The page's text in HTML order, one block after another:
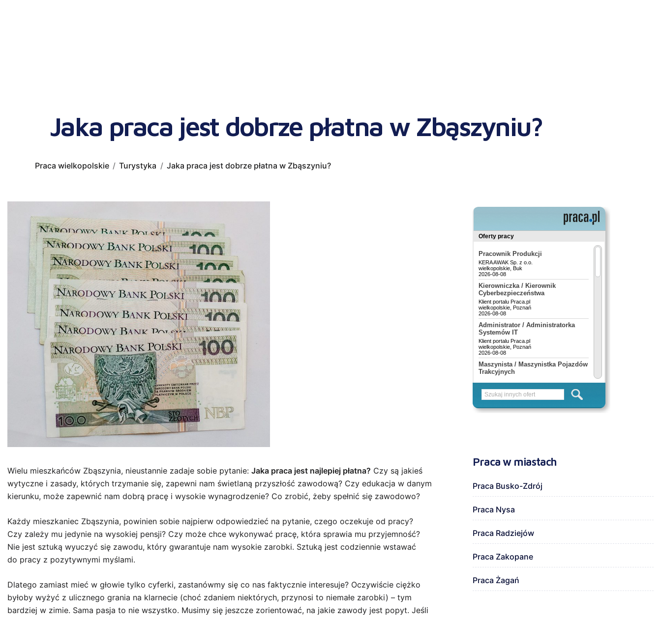
Jaka praca jest dobrze płatna w Zbąszyniu?
Praca wielkopolskie Turystyka Jaka praca jest dobrze płatna w Zbąszyniu?
Wielu mieszkańców Zbąszynia, nieustannie zadaje sobie pytanie: Jaka praca jest najlepiej płatna? Czy są jakieś
wytyczne i zasady, których trzymanie się, zapewni nam świetlaną przyszłość zawodową? Czy edukacja w danym
kierunku, może zapewnić nam dobrą pracę i wysokie wynagrodzenie? Co zrobić, żeby spełnić się zawodowo?
Każdy mieszkaniec Zbąszynia, powinien sobie najpierw odpowiedzieć na pytanie, czego oczekuje od pracy?
Czy zależy mu jedynie na wysokiej pensji? Czy może chce wykonywać pracę, która sprawia mu przyjemność?
Nie jest sztuką wyuczyć się zawodu, który gwarantuje nam wysokie zarobki. Sztuką jest codziennie wstawać
do pracy z pozytywnymi myślami.
Dlatego zamiast mieć w głowie tylko cyferki, zastanówmy się co nas faktycznie interesuje? Oczywiście ciężko
byłoby wyżyć z ulicznego grania na klarnecie (choć zdaniem niektórych, przynosi to niemałe zarobki) – tym
bardziej w zimie. Sama pasja to nie wszystko. Musimy się jeszcze zorientować, na jakie zawody jest popyt. Jeśli
Praca w miastach
Praca Busko-Zdrój
Praca Nysa
Praca Radziejów
Praca Zakopane
Praca Żagań